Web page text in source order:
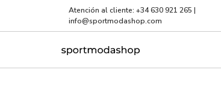
Atención al cliente: +34 630 921 265 |
info@sportmodashop.com